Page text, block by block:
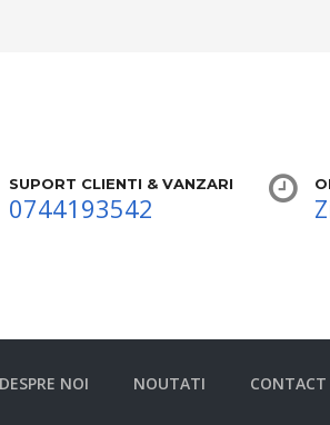
SUPORT CLIENTI & VANZARI
0744193542
DESPRE NOI NOUTATI CONTACT